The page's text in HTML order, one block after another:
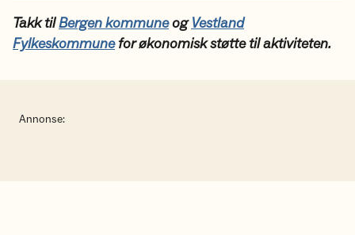
Takk tilBergen kommuneogVestland
Fylkeskommunefor økonomisk støtte til aktiviteten.
Annonse: